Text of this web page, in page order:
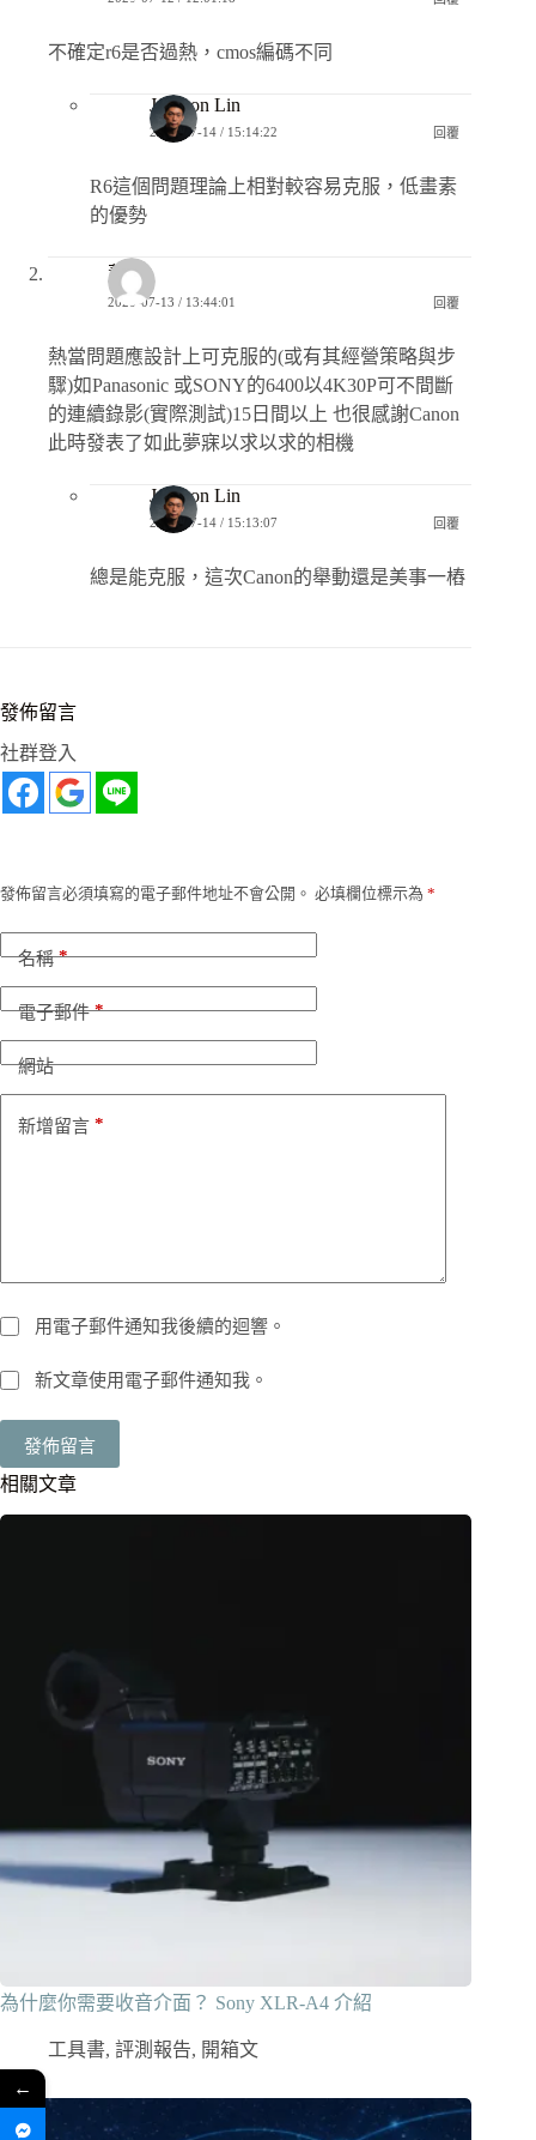
不確定r6是否過熱，cmos編碼不同
Jackson Lin
2020-07-14 / 15:14:22 回覆
R6這個問題理論上相對較容易克服，低畫素
的優勢
蕭
2020-07-13 / 13:44:01 回覆
熱當問題應設計上可克服的(或有其經營策略與步
驟)如Panasonic 或SONY的6400以4K30P可不間斷
的連續錄影(實際測試)15日間以上 也很感謝Canon
此時發表了如此夢寐以求以求的相機
Jackson Lin
2020-07-14 / 15:13:07 回覆
總是能克服，這次Canon的舉動還是美事一樁
發佈留言
社群登入
發佈留言必須填寫的電子郵件地址不會公開。 必填欄位標示為 *
名稱*
電子郵件*
網站
新增留言 *
用電子郵件通知我後續的迴響。
新文章使用電子郵件通知我。
發佈留言
相關文章
為什麼你需要收音介面？ Sony XLR-A4 介紹
工具書, 評測報告, 開箱文
←